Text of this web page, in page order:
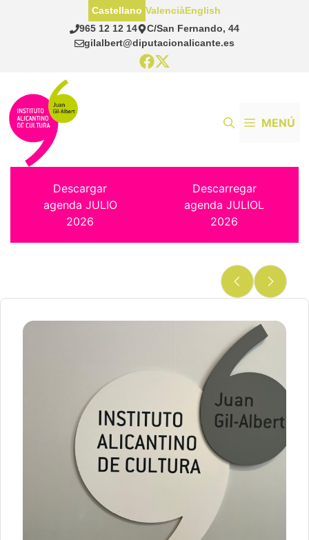
965 12 12 14
C/San Fernando, 44
gilalbert@diputacionalicante.es
Castellano ValenciàEnglish
MENÚ
Descargar
agenda JULIO
2026
Descarregar
agenda JULIOL
2026